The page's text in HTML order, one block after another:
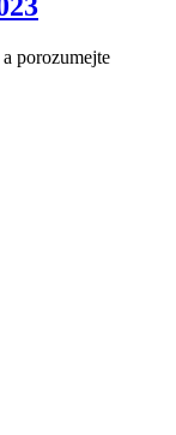
porozumejte